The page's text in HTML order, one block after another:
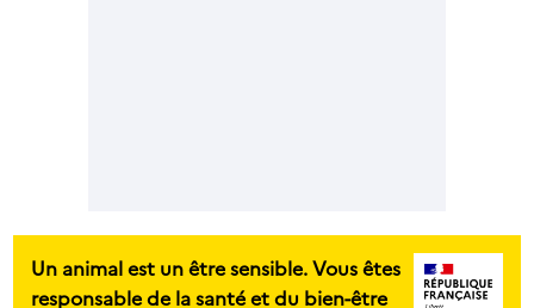
Un animal est un être sensible. Vous êtes
responsable de la santé et du bien-être